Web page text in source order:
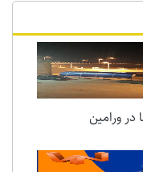
در ورامین